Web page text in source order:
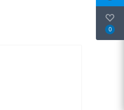
0